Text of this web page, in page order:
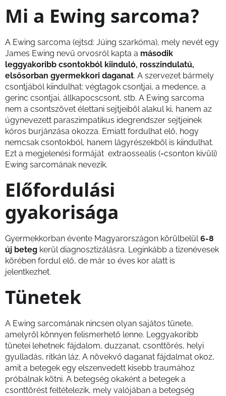
Mi a Ewing sarcoma?
A Ewing sarcoma (ejtsd: Júing szarkóma), mely nevét egy
James Ewing nevű orvosról kapta a második
leggyakoribb csontokból kiinduló, rosszindulatú,
elsősorban gyermekkori daganat. A szervezet bármely
csontjából kiindulhat: végtagok csontjai, a medence, a
gerinc csontjai, állkapocscsont, stb. A Ewing sarcoma
nem a csontszövet élettani sejtjeiből alakul ki, hanem az
úgynevezett paraszimpatikus idegrendszer sejtjeinek
kóros burjánzása okozza. Emiatt fordulhat elő, hogy
nemcsak csontokból, hanem lágyrészekből is kiindulhat.
Ezt a megjelenési formáját extraossealis (=csonton kivüli)
Ewing sarcomának nevezik.
Előfordulási
gyakorisága
Gyermekkorban évente Magyarországon körülbelül6-8
új beteg kerül diagnosztizálásra. Leginkább a tizenévesek
körében fordul elő, de már 10 éves kor alatt is
jelentkezhet.
Tünetek
A Ewing sarcomának nincsen olyan sajátos tünete,
amelyről könnyen felismerhető lenne. Leggyakoribb
tünetei lehetnek: fájdalom, duzzanat, csonttörés, helyi
gyulladás, ritkán láz. A növekvő daganat fájdalmat okoz,
amit a betegek egy elszenvedett kisebb traumához
próbálnak kötni. A betegség okaként a betegek a
csonttörést feltételezik, mely valójában a betegség